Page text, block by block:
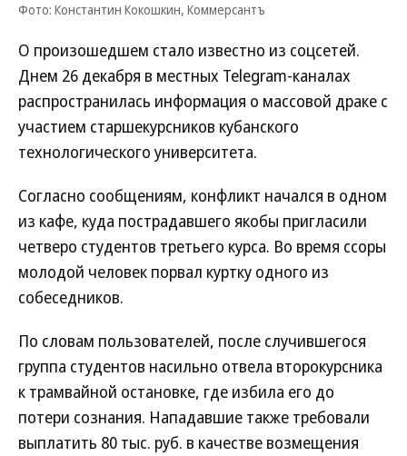
Фото: Константин Кокошкин, Коммерсантъ
О произошедшем стало известно из соцсетей.
Днем 26 декабря в местных Telegram-каналах
распространилась информация о массовой драке с
участием старшекурсников кубанского
технологического университета.
Согласно сообщениям, конфликт начался в одном
из кафе, куда пострадавшего якобы пригласили
четверо студентов третьего курса. Во время ссоры
молодой человек порвал куртку одного из
собеседников.
По словам пользователей, после случившегося
группа студентов насильно отвела второкурсника
к трамвайной остановке, где избила его до
потери сознания. Нападавшие также требовали
выплатить 80 тыс. руб. в качестве возмещения